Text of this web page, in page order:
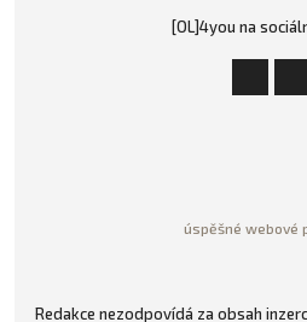
[OL]4you na
úspěšné webové
Redakce nezodpovídá za obsah